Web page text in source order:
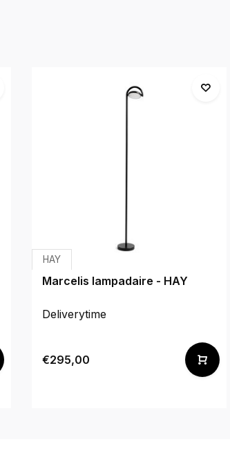
HAY
Marcelis lampadaire - HAY
Deliverytime
€295,00